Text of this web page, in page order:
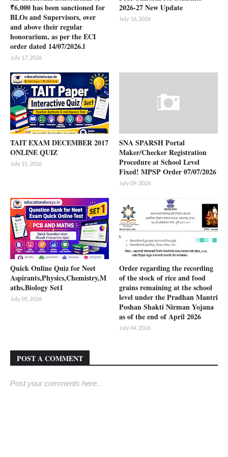
₹6,000 has been sanctioned for
BLOs and Supervisors, over
and above their regular
honorarium, as per the ECI
order dated 14/07/2026.l
July 17, 2026
2026-27 New Update
July 16, 2026
TAIT EXAM DECEMBER 2017
ONLINE QUIZ
July 15, 2026
SNA SPARSH Portal
Maker/Checker Registration
Procedure at School Level
Fixed! MPSP Order 07/07/2026
July 09, 2026
Quick Online Quiz for Neet
Aspirants,Physics,Chemistry,M
aths,Biology Set1
July 05, 2026
Order regarding the recording
of the stock of rice and food
grains remaining at the school
level under the Pradhan Mantri
Poshan Shakti Nirman Yojana
as of the end of April 2026
July 04, 2026
POST A COMMENT
Post your comments here..